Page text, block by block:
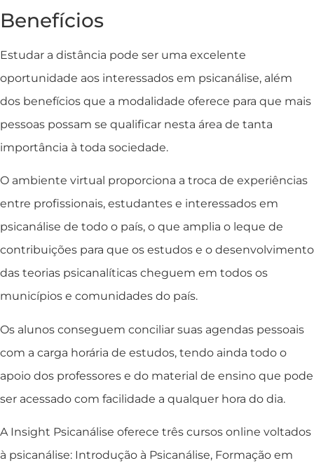
Benefícios
Estudar a distância pode ser uma excelente
oportunidade aos interessados em psicanálise, além
dos benefícios que a modalidade oferece para que mais
pessoas possam se qualificar nesta área de tanta
importância à toda sociedade.
O ambiente virtual proporciona a troca de experiências
entre profissionais, estudantes e interessados em
psicanálise de todo o país, o que amplia o leque de
contribuições para que os estudos e o desenvolvimento
das teorias psicanalíticas cheguem em todos os
municípios e comunidades do país.
Os alunos conseguem conciliar suas agendas pessoais
com a carga horária de estudos, tendo ainda todo o
apoio dos professores e do material de ensino que pode
ser acessado com facilidade a qualquer hora do dia.
A Insight Psicanálise oferece três cursos online voltados
à psicanálise: Introdução à Psicanálise, Formação em